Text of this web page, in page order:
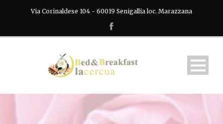
Via Corinaldese 104 - 60019 Senigallia loc. Marazzana